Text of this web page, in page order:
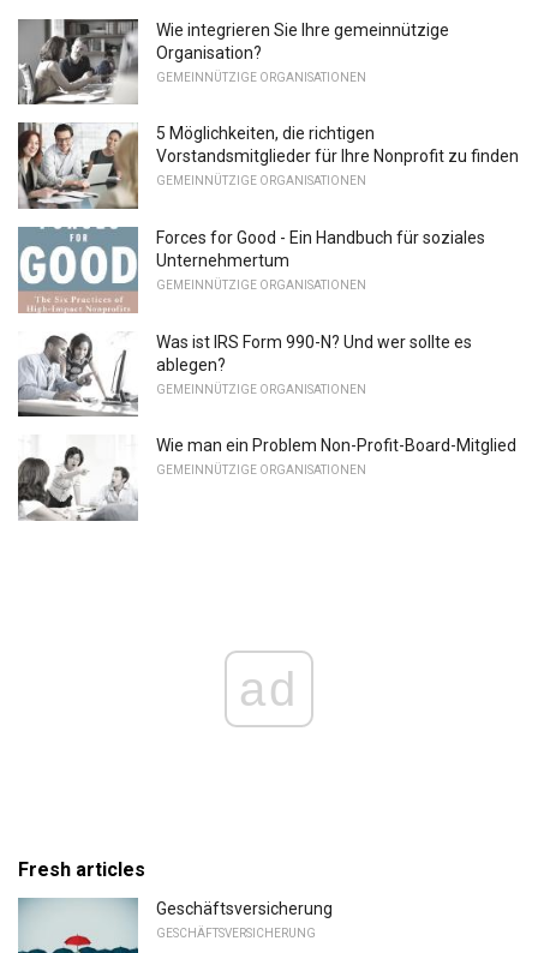
Wie integrieren Sie Ihre gemeinnützige
Organisation?
GEMEINNÜTZIGE ORGANISATIONEN
5 Möglichkeiten, die richtigen
Vorstandsmitglieder für Ihre Nonprofit zu finden
GEMEINNÜTZIGE ORGANISATIONEN
Forces for Good - Ein Handbuch für soziales
Unternehmertum
GEMEINNÜTZIGE ORGANISATIONEN
Was ist IRS Form 990-N? Und wer sollte es
ablegen?
GEMEINNÜTZIGE ORGANISATIONEN
Wie man ein Problem Non-Profit-Board-Mitglied
GEMEINNÜTZIGE ORGANISATIONEN
ad
Fresh articles
Geschäftsversicherung
GESCHÄFTSVERSICHERUNG